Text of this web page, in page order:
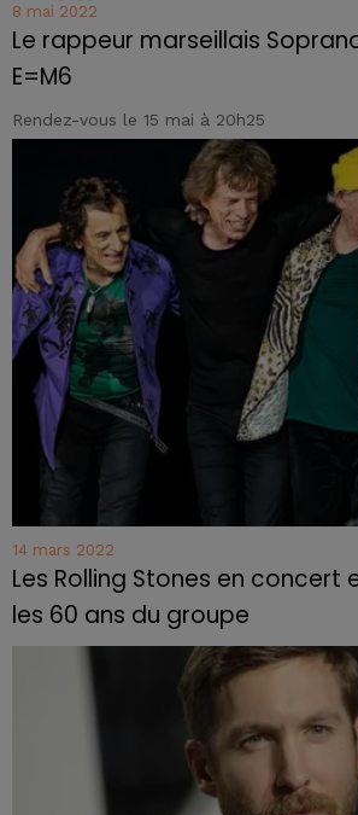
8 mai 2022
Le rappeur marseillais
E=M6
Rendez-vous le 15 mai à 20h25
14 mars 2022
Les Rolling Stones en concert
les 60 ans du groupe